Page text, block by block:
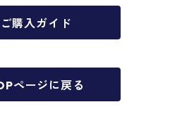
ご購入ガイド
ページに戻る